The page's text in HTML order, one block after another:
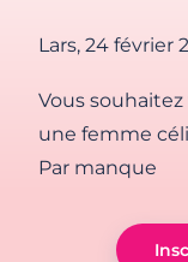
Lars, 24 février
Vous
une femme
Par manque